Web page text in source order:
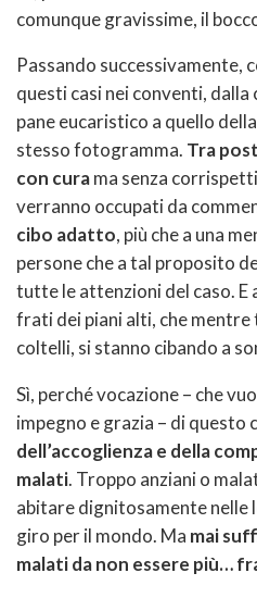
comunque gravissime, il
Passando successivamente,
questi casi nei conventi,
pane eucaristico a quello
stesso fotogramma. Tra
con curama senza
verranno occupati da
cibo adatto, più che a una
persone che a tal proposito
tutte le attenzioni del caso. E
frati dei piani alti, che
coltelli, si stanno cibando a
Sì, perché vocazione – che
impegno e grazia – di questo
dell’accoglienza e della
malati. Troppo anziani o
abitare dignitosamente
giro per il mondo. Ma mai
malati da non essere più…